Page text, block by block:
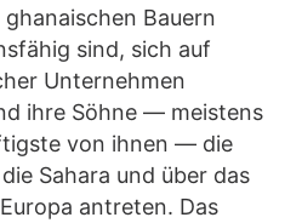
Bauern
sind, sich auf
Unternehmen
ihre Söhne — meistens
von ihnen — die
Sahara und über das
antreten. Das